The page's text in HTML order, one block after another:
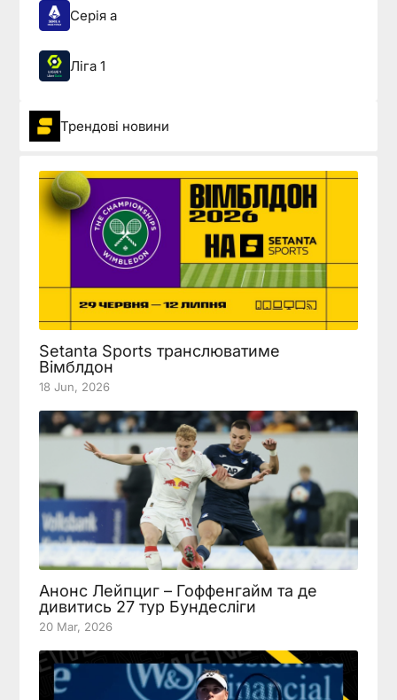
Серія а
Ліга 1
Трендові новини
Setanta Sports транслюватиме
Вімблдон
18 Jun, 2026
Анонс Лейпциг – Гоффенгайм та де
дивитись 27 тур Бундесліги
20 Mar, 2026